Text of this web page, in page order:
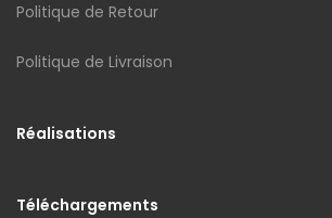
Politique de Retour
Politique de Livraison
Réalisations
Téléchargements